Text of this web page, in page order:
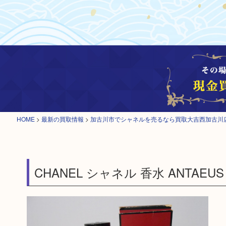
HOME > 最新の買取情報 > 加古川市でシャネルを売るなら買取大吉西加古川
CHANEL シャネル 香水 ANTAEUS